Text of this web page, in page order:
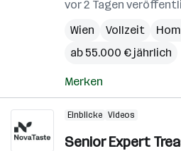
vor 2 Tagen
Wien
Vollzeit
ab 55.000 € jährlich
Merken
Einblicke Videos
Senior Expert